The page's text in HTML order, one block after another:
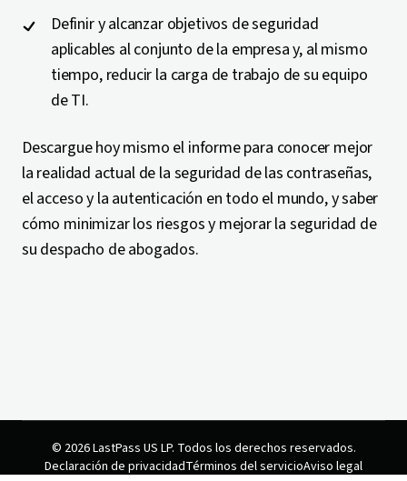
Definir y alcanzar objetivos de seguridad
aplicables al conjunto de la empresa y, al mismo
tiempo, reducir la carga de trabajo de su equipo
de TI.
Descargue hoy mismo el informe para conocer mejor
la realidad actual de la seguridad de las contraseñas,
el acceso y la autenticación en todo el mundo, y saber
cómo minimizar los riesgos y mejorar la seguridad de
su despacho de abogados.
© 2026 LastPass US LP. Todos los derechos reservados.
Declaración de privacidadTérminos del servicioAviso legal